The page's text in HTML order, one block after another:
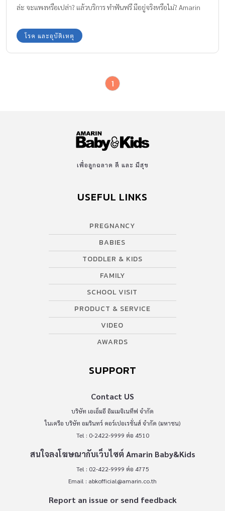
ล่ะ จะแพงหรือเปล่า? แล้วบริการ ทำฟันฟรี มีอยู่จริงหรือไม่? Amarin
โรค และอุบัติเหตุ
1
เพื่อลูกฉลาด ดี และ มีสุข
USEFUL LINKS
PREGNANCY
BABIES
TODDLER & KIDS
FAMILY
SCHOOL VISIT
PRODUCT & SERVICE
VIDEO
AWARDS
SUPPORT
Contact US
บริษัท เอเอ็มอี อิมเมจิเนทีฟ จำกัด
ในเครือ บริษัท อมรินทร์ คอร์เปอเรชั่นส์ จำกัด (มหาชน)
Tel : 0-2422-9999 ต่อ 4510
สนใจลงโฆษณากับเว็บไซต์ Amarin Baby&Kids
Tel : 02-422-9999 ต่อ 4775
Email : abkofficial@amarin.co.th
Report an issue or send feedback